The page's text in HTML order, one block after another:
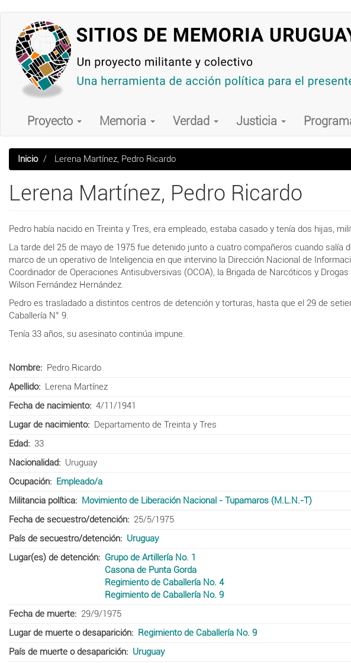
contenido
principal
Main
navigation
Proyecto Memoria Verdad Justicia
Inicio Lerena Martínez, Pedro Ricardo
Lerena Martínez, Pedro Ricardo
Pedro había nacido en Treinta y Tres, era empleado, estaba casado y tenía dos hijas,
La tarde del 25 de mayo de 1975 fue detenido junto a cuatro compañeros cuando salía
marco de un operativo de Inteligencia en que intervino la Dirección Nacional de
Coordinador de Operaciones Antisubversivas (OCOA), la Brigada de Narcóticos y
Wilson Fernández Hernández.
Pedro es trasladado a distintos centros de detención y torturas, hasta que el 29 de
Caballería N° 9.
Tenía 33 años, su asesinato continúa impune.
Nombre
Pedro Ricardo
Apellido
Lerena Martínez
Fecha de nacimiento
4/11/1941
Lugar de nacimiento
Departamento de Treinta y Tres
Edad
33
Nacionalidad
Uruguay
Ocupación
Empleado/a
Militancia política
Movimiento de Liberación Nacional - Tupamaros (M.L.N.-T)
Fecha de secuestro/detención
25/5/1975
País de secuestro/detención
Uruguay
Lugar(es) de detención
Grupo de Artillería No. 1
Casona de Punta Gorda
Regimiento de Caballería No. 4
Regimiento de Caballería No. 9
Fecha de muerte
29/9/1975
Lugar de muerte o desaparición
Regimiento de Caballería No. 9
País de muerte o desaparición
Uruguay